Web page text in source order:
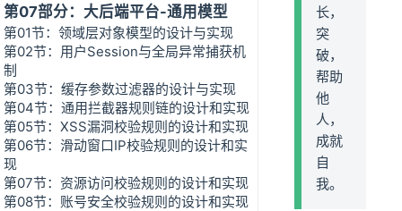
第07部分：大后端平台-通用模型
第01节：领域层对象模型的设计与实现
第02节：用户Session与全局异常捕获机
制
第03节：缓存参数过滤器的设计与实现
第04节：通用拦截器规则链的设计和实现
第05节：XSS漏洞校验规则的设计和实现
第06节：滑动窗口IP校验规则的设计和实
现
第07节：资源访问校验规则的设计和实现
第08节：账号安全校验规则的设计和实现
长，
突
破，
帮助
他
人，
成就
自
我。